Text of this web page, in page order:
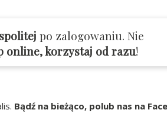
po zalogowaniu. Nie
online, korzystaj od razu!
Bądź na bieżąco, polub nas na